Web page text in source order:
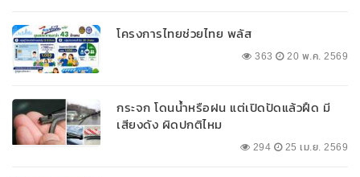
โครงการไทยช่วยไทย พลัส
363 20 พ.ค. 2569
กระจก โดนน้ำหรือฝน แต่เปิดปัดแล้วฝืด มี
เสียงดัง ผิดปกติไหม
294 25 เม.ย. 2569